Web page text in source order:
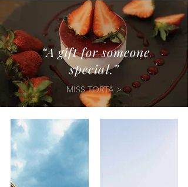
“A gift for someone
special.”
MISS TORTA >